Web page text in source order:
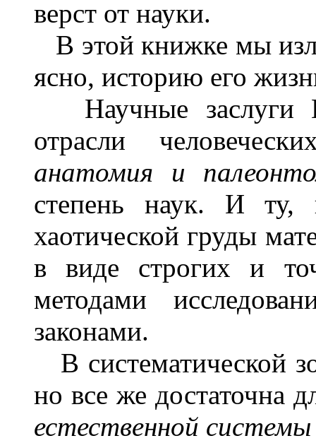
верст от науки.
В этой книжке мы
ясно, историю его
Научные заслуги
отрасли
анатомия и
степень наук. И
хаотической груды
в виде строгих и
методами
законами.
В систематической
но все же достаточна
естественной